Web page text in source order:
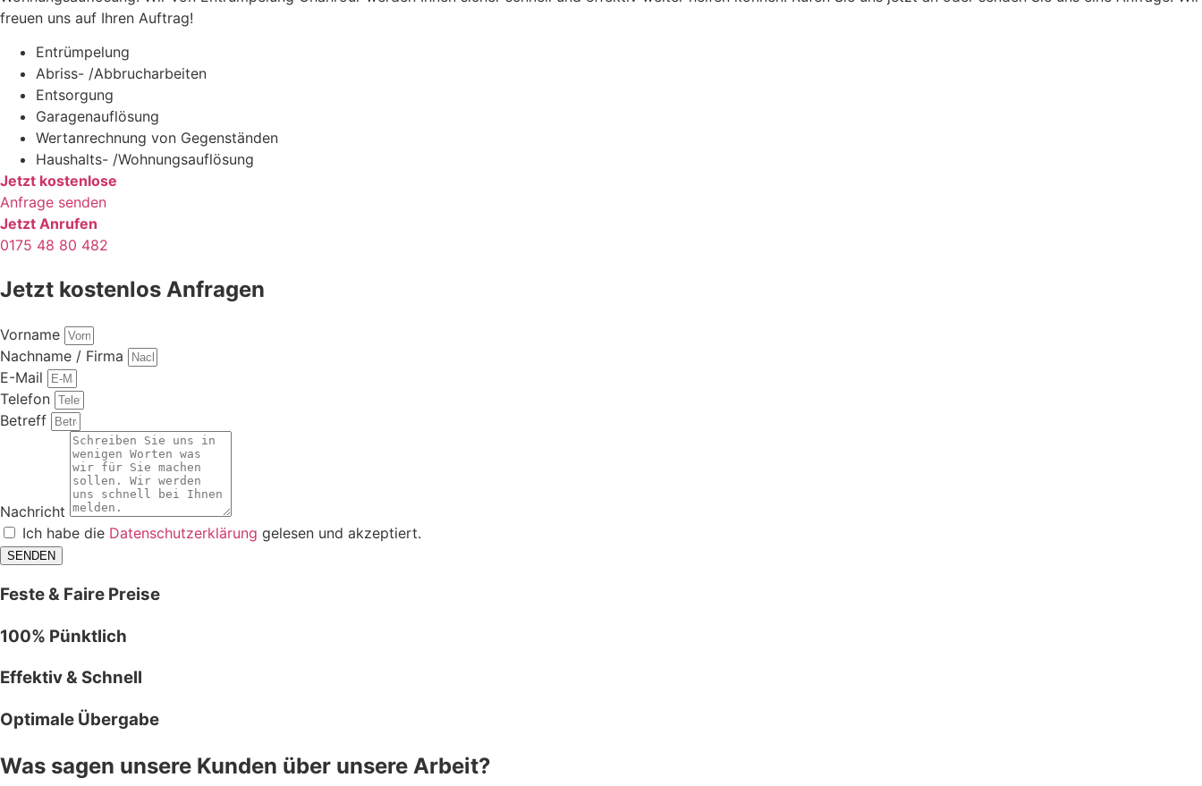
freuen uns auf Ihren Auftrag!
Entrümpelung
Abriss- /Abbrucharbeiten
Entsorgung
Garagenauflösung
Wertanrechnung von Gegenständen
Haushalts- /Wohnungsauflösung
Jetzt kostenlose
Anfrage senden
Jetzt Anrufen
0175 48 80 482
Jetzt kostenlos Anfragen
Vorname
Nachname / Firma
E-Mail
Telefon
Betreff
Nachricht
Ich habe die Datenschutzerklärung gelesen und akzeptiert.
SENDEN
Feste & Faire Preise
100% Pünktlich
Effektiv & Schnell
Optimale Übergabe
Was sagen unsere Kunden über unsere Arbeit?